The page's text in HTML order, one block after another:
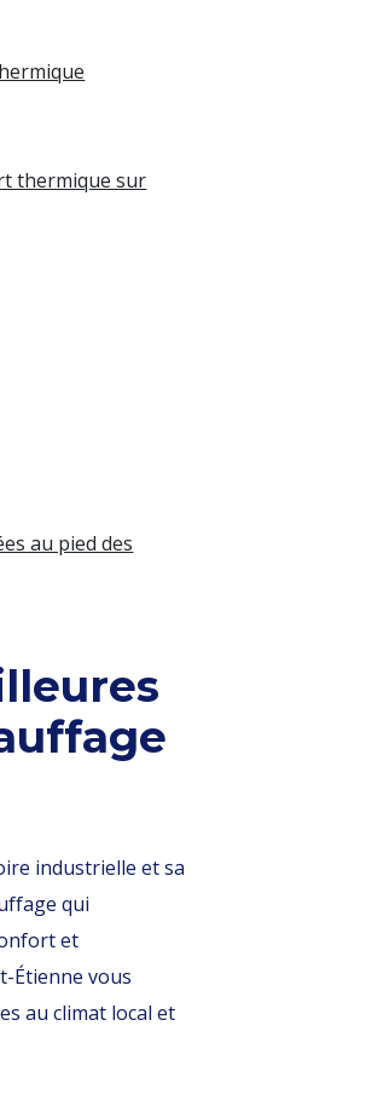
thermique sur
au pied des
industrielle et sa
qui
et
Étienne vous
au climat local et